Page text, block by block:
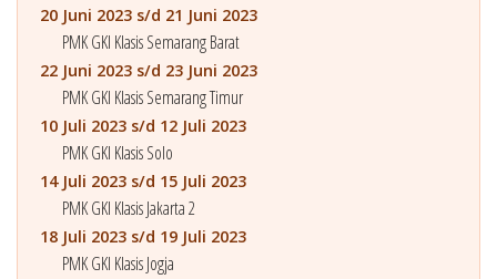
20 Juni 2023 s/d 21 Juni 2023
PMK GKI Klasis Semarang Barat
22 Juni 2023 s/d 23 Juni 2023
PMK GKI Klasis Semarang Timur
10 Juli 2023 s/d 12 Juli 2023
PMK GKI Klasis Solo
14 Juli 2023 s/d 15 Juli 2023
PMK GKI Klasis Jakarta 2
18 Juli 2023 s/d 19 Juli 2023
PMK GKI Klasis Jogja